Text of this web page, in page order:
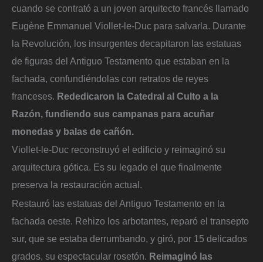
cuando se contrató a un joven arquitecto francés llamado
Eugène Emmanuel Viollet-le-Duc para salvarla. Durante
la Revolución, los insurgentes decapitaron las estatuas
de figuras del Antiguo Testamento que estaban en la
fachada, confundiéndolas con retratos de reyes
franceses. Rededicaron la Catedral al Culto a la
Razón, fundiendo sus campanas para acuñar
monedas y balas de cañón.
Viollet-le-Duc reconstruyó el edificio y reimaginó su
arquitectura gótica. Es su legado el que finalmente
preserva la restauración actual.
Restauró las estatuas del Antiguo Testamento en la
fachada oeste. Rehizo los arbotantes, reparó el transepto
sur, que se estaba derrumbando, y giró, por 15 delicados
grados, su espectacular rosetón. Reimaginó las